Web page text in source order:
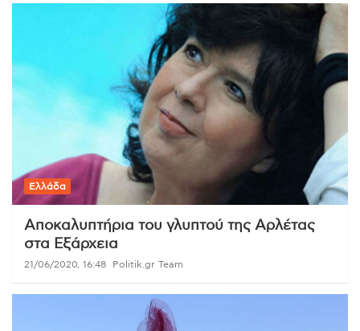
Ελλάδα
Αποκαλυπτήρια του γλυπτού της Αρλέτας
στα Εξάρχεια
21/06/2020, 16:48 Politik.gr Team